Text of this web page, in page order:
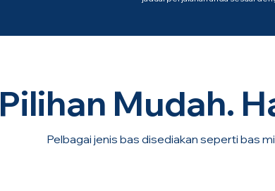
Pilihan Mudah.
Pelbagai jenis bas disediakan seperti bas